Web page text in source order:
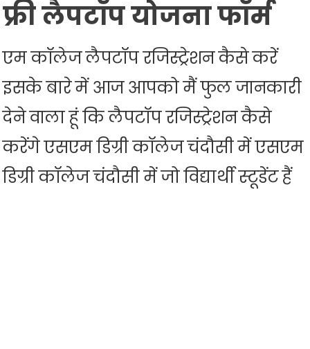
फ्रीलैपटॉपयोजना फॉर्म
एम कॉलेज लैपटॉप रजिस्ट्रेशन कैसे करें
इसके बारे में आज आपको मैं फुल जानकारी
देने वाला हूं कि लैपटॉप रजिस्ट्रेशन कैसे
करेंगे एसएम डिग्री कॉलेज चंदौसी में एसएम
डिग्री कॉलेज चंदौसी में जो विद्यार्थी स्टूडेंट हैं